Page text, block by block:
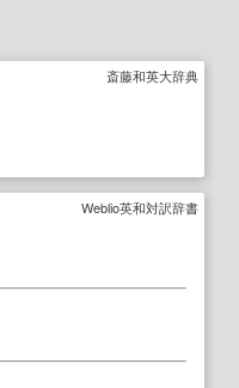
斎藤和英大辞典
Weblio英和対訳辞書